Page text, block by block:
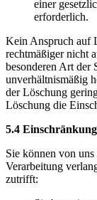
einer
erforderlich.
Kein Anspruch auf
rechtmäßiger nicht
besonderen Art der
unverhältnismäßig
der Löschung
Löschung die
5.4
Sie können von
Verarbeitung
zutrifft: